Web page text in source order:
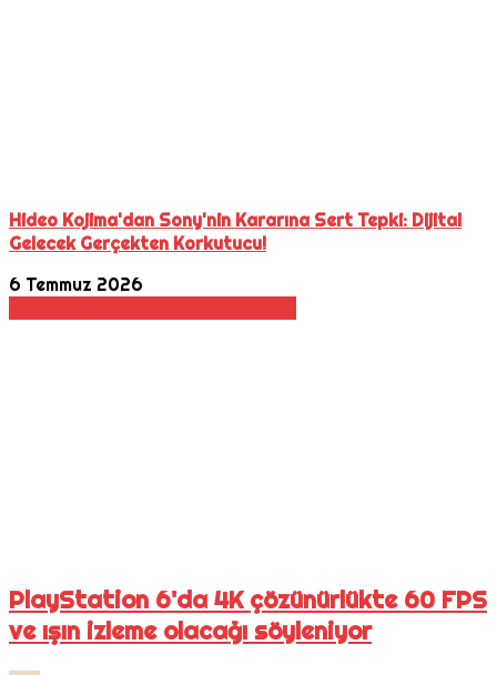
Hideo Kojima'dan Sony'nin Kararına Sert Tepki: Dijital
Gelecek Gerçekten Korkutucu!
6 Temmuz 2026
PlayStation 6'da 4K çözünürlükte 60 FPS
ve ışın izleme olacağı söyleniyor